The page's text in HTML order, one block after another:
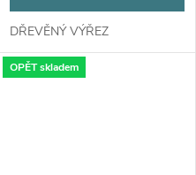
DŘEVĚNÝ VÝŘEZ
OPĚT skladem